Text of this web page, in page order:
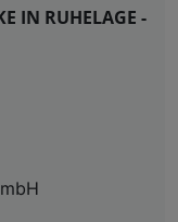
IN RUHELAGE -